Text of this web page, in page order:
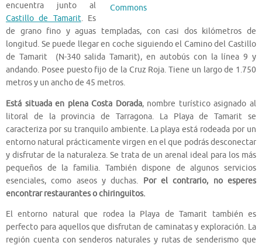
encuentra junto al
Castillo de Tamarit. Es
de grano fino y aguas templadas, con casi dos kilómetros de
longitud. Se puede llegar en coche siguiendo el Camino del Castillo
de Tamarit (N-340 salida Tamarit), en autobús con la línea 9 y
andando. Posee puesto fijo de la Cruz Roja. Tiene un largo de 1.750
metros y un ancho de 45 metros.
Está situada en plena Costa Dorada, nombre turístico asignado al
litoral de la provincia de Tarragona. La Playa de Tamarit se
caracteriza por su tranquilo ambiente. La playa está rodeada por un
entorno natural prácticamente virgen en el que podrás desconectar
y disfrutar de la naturaleza. Se trata de un arenal ideal para los más
pequeños de la familia. También dispone de algunos servicios
esenciales, como aseos y duchas. Por el contrario, no esperes
encontrar restaurantes o chiringuitos.
El entorno natural que rodea la Playa de Tamarit también es
perfecto para aquellos que disfrutan de caminatas y exploración. La
región cuenta con senderos naturales y rutas de senderismo que